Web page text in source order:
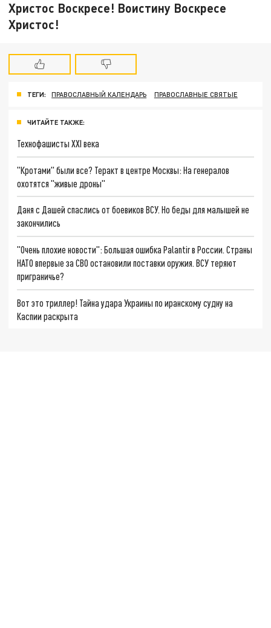
Христос Воскресе! Воистину Воскресе
Христос!
ТЕГИ: ПРАВОСЛАВНЫЙ КАЛЕНДАРЬ ПРАВОСЛАВНЫЕ СВЯТЫЕ
ЧИТАЙТЕ ТАКЖЕ:
Технофашисты XXI века
"Кротами" были все? Теракт в центре Москвы: На генералов
охотятся "живые дроны"
Даня с Дашей спаслись от боевиков ВСУ. Но беды для малышей не
закончились
"Очень плохие новости": Большая ошибка Palantir в России. Страны
НАТО впервые за СВО остановили поставки оружия. ВСУ теряют
приграничье?
Вот это триллер! Тайна удара Украины по иранскому судну на
Каспии раскрыта